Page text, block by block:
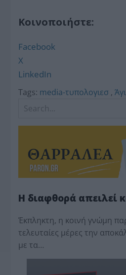
Κοινοποιήστε:
Facebook
X
LinkedIn
Tags: media-τυπολογιεσ ,
Η διαφθορά απειλεί
Έκπληκτη, η κοινή γνώμη
τελευταίες μέρες την
με τα…